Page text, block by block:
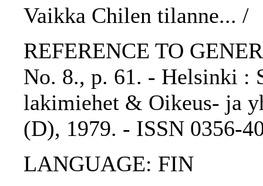
Vaikka Chilen tilanne... /
REFERENCE TO
No. 8., p. 61. - Helsinki :
lakimiehet & Oikeus- ja
(D), 1979. - ISSN 0356-
LANGUAGE: FIN